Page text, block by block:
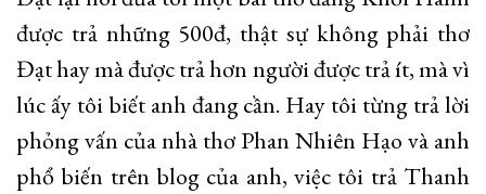
được trả những 500đ, thật sự không phải thơ
Đạt hay mà được trả hơn người được trả ít, mà vì
lúc ấy tôi biết anh đang cần. Hay tôi từng trả lời
phỏng vấn của nhà thơ Phan Nhiên Hạo và anh
phổ biến trên blog của anh, việc tôi trả Thanh